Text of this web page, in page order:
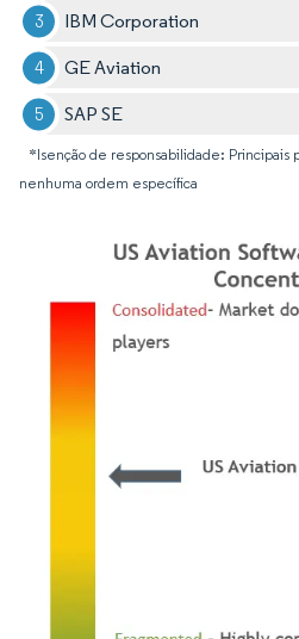
IBM Corporation
GE Aviation
SAP SE
*Isenção de responsabilidade: Principais
nenhuma ordem específica